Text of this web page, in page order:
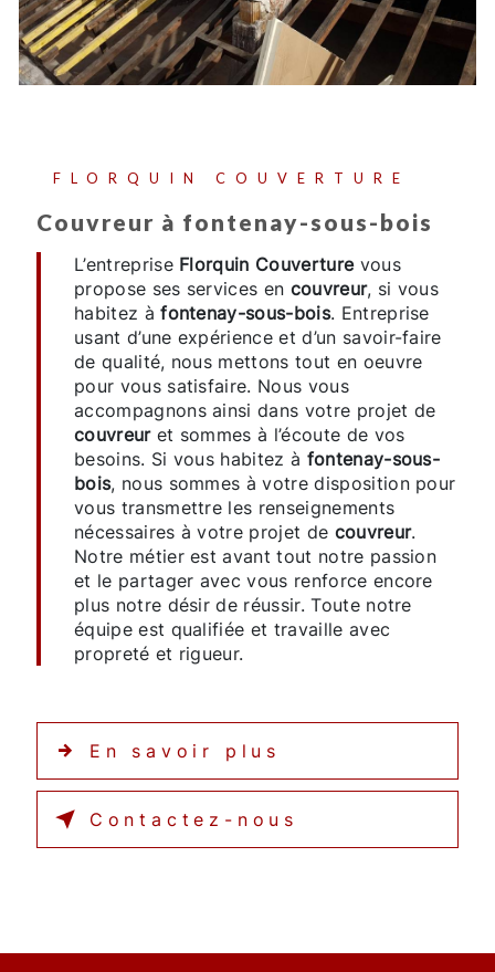
FLORQUIN COUVERTURE
couvreur à fontenay-sous-bois
L’entreprise Florquin Couverturevous
propose ses services en couvreur, si vous
habitez àfontenay-sous-bois. Entreprise
usant d’une expérience et d’un savoir-faire
de qualité, nous mettons tout en oeuvre
pour vous satisfaire. Nous vous
accompagnons ainsi dans votre projet de
couvreuret sommes à l’écoute de vos
besoins. Si vous habitez à fontenay-sous-
bois, nous sommes à votre disposition pour
vous transmettre les renseignements
nécessaires à votre projet de couvreur.
Notre métier est avant tout notre passion
et le partager avec vous renforce encore
plus notre désir de réussir. Toute notre
équipe est qualifiée et travaille avec
propreté et rigueur.
En savoir plus
Contactez-nous